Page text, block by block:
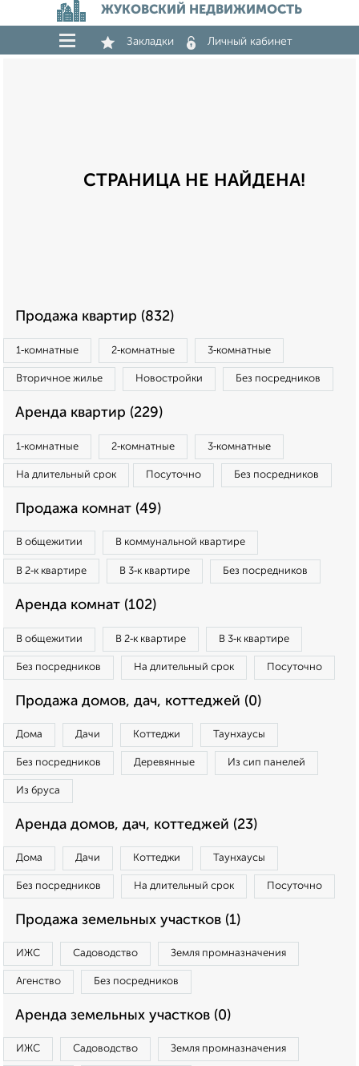
ЖУКОВСКИЙ НЕДВИЖИМОСТЬ
Закладки Личный кабинет
СТРАНИЦА НЕ НАЙДЕНА!
Продажа квартир (832)
1‑комнатные 2‑комнатные 3‑комнатные
Вторичное жилье Новостройки Без посредников
Аренда квартир (229)
1‑комнатные 2‑комнатные 3‑комнатные
На длительный срок Посуточно Без посредников
Продажа комнат (49)
В общежитии В коммунальной квартире
В 2‑к квартире В 3‑к квартире Без посредников
Аренда комнат (102)
В общежитии В 2‑к квартире В 3‑к квартире
Без посредников На длительный срок Посуточно
Продажа домов, дач, коттеджей (0)
Дома Дачи Коттеджи Таунхаусы
Без посредников Деревянные Из сип панелей
Из бруса
Аренда домов, дач, коттеджей (23)
Дома Дачи Коттеджи Таунхаусы
Без посредников На длительный срок Посуточно
Продажа земельных участков (1)
ИЖС Садоводство Земля промназначения
Агенство Без посредников
Аренда земельных участков (0)
ИЖС Садоводство Земля промназначения